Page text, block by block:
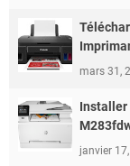
mars 31,
Installer
janvier